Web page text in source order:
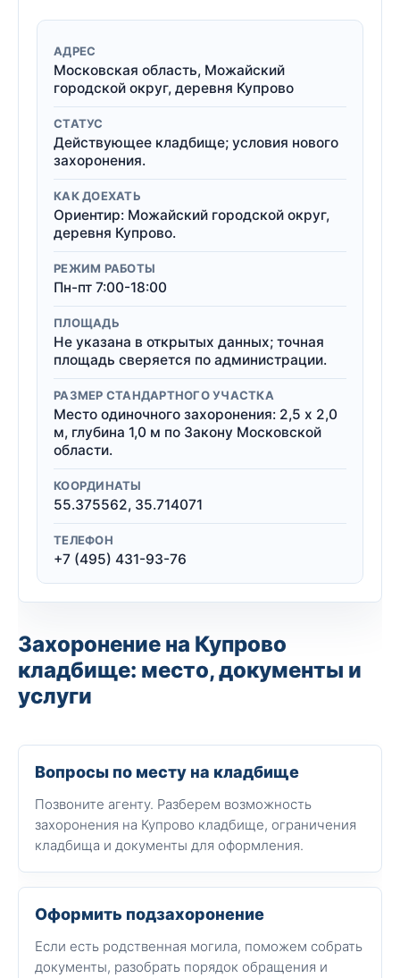
АДРЕС
Московская область, Можайский
городской округ, деревня Купрово
СТАТУС
Действующее кладбище; условия нового
захоронения.
КАК ДОЕХАТЬ
Ориентир: Можайский городской округ,
деревня Купрово.
РЕЖИМ РАБОТЫ
Пн-пт 7:00-18:00
ПЛОЩАДЬ
Не указана в открытых данных; точная
площадь сверяется по администрации.
РАЗМЕР СТАНДАРТНОГО УЧАСТКА
Место одиночного захоронения: 2,5 x 2,0
м, глубина 1,0 м по Закону Московской
области.
КООРДИНАТЫ
55.375562, 35.714071
ТЕЛЕФОН
+7 (495) 431-93-76
Захоронение на Купрово
кладбище: место, документы и
услуги
Вопросы по месту на кладбище
Позвоните агенту. Разберем возможность
захоронения на Купрово кладбище, ограничения
кладбища и документы для оформления.
Оформить подзахоронение
Если есть родственная могила, поможем собрать
документы, разобрать порядок обращения и